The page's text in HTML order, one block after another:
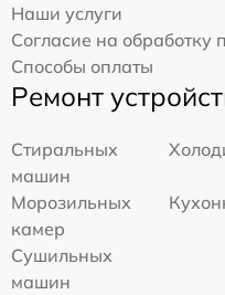
Наши услуги
Согласие на
Способы оплаты
Ремонт
Стиральных
машин
Морозильных
камер
Сушильных
машин